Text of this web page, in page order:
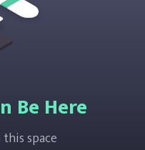
Be Here
space